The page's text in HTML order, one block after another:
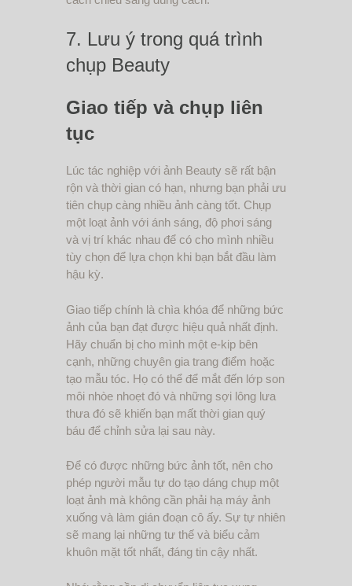
7. Lưu ý trong quá trình
chụp Beauty
Giao tiếp và chụp liên
tục
Lúc tác nghiệp với ảnh Beauty sẽ rất bận
rộn và thời gian có hạn, nhưng bạn phải ưu
tiên chụp càng nhiều ảnh càng tốt. Chụp
một loạt ảnh với ánh sáng, độ phơi sáng
và vị trí khác nhau để có cho mình nhiều
tùy chọn để lựa chọn khi bạn bắt đầu làm
hậu kỳ.
Giao tiếp chính là chìa khóa để những bức
ảnh của bạn đạt được hiệu quả nhất định.
Hãy chuẩn bị cho mình một e-kip bên
cạnh, những chuyên gia trang điểm hoặc
tạo mẫu tóc. Họ có thể để mắt đến lớp son
môi nhòe nhoẹt đó và những sợi lông lưa
thưa đó sẽ khiến bạn mất thời gian quý
báu để chỉnh sửa lại sau này.
Để có được những bức ảnh tốt, nên cho
phép người mẫu tự do tạo dáng chụp một
loạt ảnh mà không cần phải hạ máy ảnh
xuống và làm gián đoạn cô ấy. Sự tự nhiên
sẽ mang lại những tư thế và biểu cảm
khuôn mặt tốt nhất, đáng tin cậy nhất.